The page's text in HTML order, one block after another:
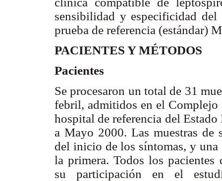
sensibilidad y especificidad
prueba de referencia (estándar)
PACIENTES Y MÉTODOS
Pacientes
Se procesaron un total de 31
febril, admitidos en el
hospital de referencia del
a Mayo 2000. Las muestras de
del inicio de los síntomas, y una
la primera. Todos los
su participación en el